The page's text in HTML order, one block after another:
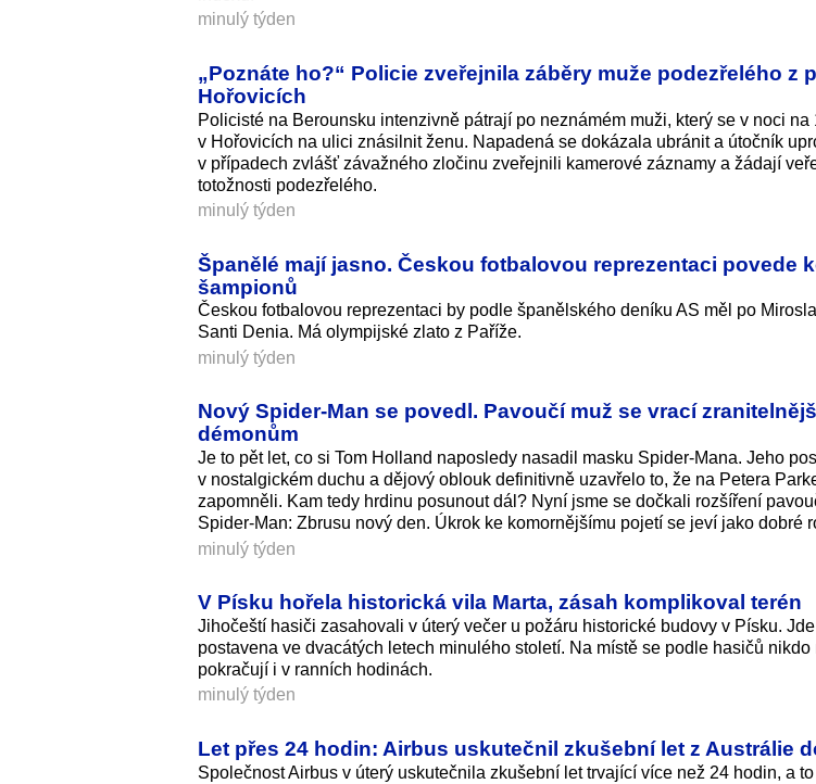
minulý týden
„Poznáte ho?“ Policie zveřejnila záběry muže podezřelého z
Hořovicích
Policisté na Berounsku intenzivně pátrají po neznámém muži, který se v noci na
v Hořovicích na ulici znásilnit ženu. Napadená se dokázala ubránit a útočník
v případech zvlášť závažného zločinu zveřejnili kamerové záznamy a žádají
totožnosti podezřelého.
minulý týden
Španělé mají jasno. Českou fotbalovou reprezentaci povede
šampionů
Českou fotbalovou reprezentaci by podle španělského deníku AS měl po
Santi Denia. Má olympijské zlato z Paříže.
minulý týden
Nový Spider-Man se povedl. Pavoučí muž se vrací
démonům
Je to pět let, co si Tom Holland naposledy nasadil masku Spider-Mana. Jeho
v nostalgickém duchu a dějový oblouk definitivně uzavřelo to, že na Petera
zapomněli. Kam tedy hrdinu posunout dál? Nyní jsme se dočkali rozšíření
Spider-Man: Zbrusu nový den. Úkrok ke komornějšímu pojetí se jeví jako dobré
minulý týden
V Písku hořela historická vila Marta, zásah komplikoval terén
Jihočeští hasiči zasahovali v úterý večer u požáru historické budovy v Písku.
postavena ve dvacátých letech minulého století. Na místě se podle hasičů
pokračují i v ranních hodinách.
minulý týden
Let přes 24 hodin: Airbus uskutečnil zkušební let z Austrálie
Společnost Airbus v úterý uskutečnila zkušební let trvající více než 24 hodin, a